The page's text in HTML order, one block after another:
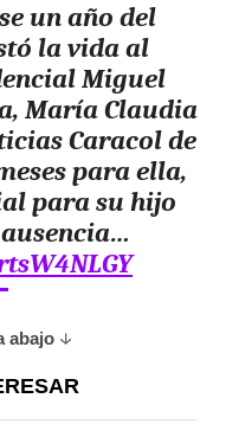
un año del
la vida al
Miguel
María Claudia
Caracol de
para ella,
para su hijo
abajo